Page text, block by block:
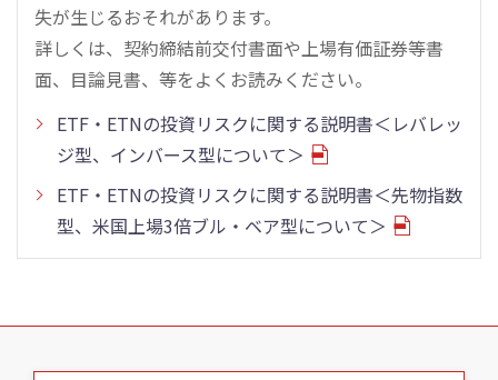
失が生じるおそれがあります。
詳しくは、契約締結前交付書面や上場有価証券等書
面、目論見書、等をよくお読みください。
ETF・ETNの投資リスクに関する説明書＜レバレッ
ジ型、インバース型について＞
ETF・ETNの投資リスクに関する説明書＜先物指数
型、米国上場3倍ブル・ベア型について＞
こ